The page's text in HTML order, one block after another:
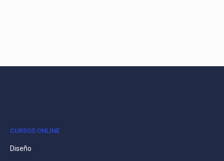
CURSOS ONLINE
Diseño